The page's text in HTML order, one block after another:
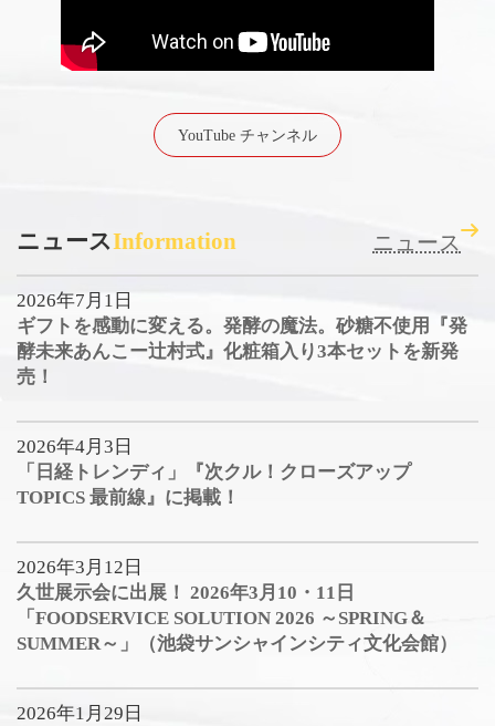
YouTube チャンネル
ニュースInformation ニュース
2026年7月1日
ギフトを感動に変える。発酵の魔法。砂糖不使用『発
酵未来あんこー辻村式』化粧箱入り3本セットを新発
売！
2026年4月3日
「日経トレンディ」『次クル！クローズアップ
TOPICS 最前線』に掲載！
2026年3月12日
久世展示会に出展！ 2026年3月10・11日
「FOODSERVICE SOLUTION 2026 ～SPRING＆
SUMMER～」（池袋サンシャインシティ文化会館）
2026年1月29日